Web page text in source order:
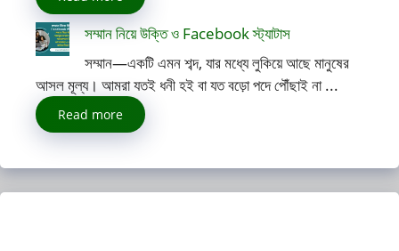
সম্মান নিয়ে উক্তি ও Facebook স্ট্যাটাস
সম্মান—একটি এমন শব্দ, যার মধ্যে লুকিয়ে আছে মানুষের
আসল মূল্য। আমরা যতই ধনী হই বা যত বড়ো পদে পৌঁছাই না ...
Read more